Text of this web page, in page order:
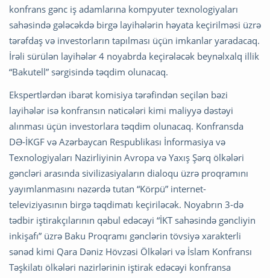
konfrans gənc iş adamlarına kompyuter texnologiyaları
sahəsində gələcəkdə birgə layihələrin həyata keçirilməsi üzrə
tərəfdaş və investorların tapılması üçün imkanlar yaradacaq.
İrəli sürülən layihələr 4 noyabrda keçirələcək beynəlxalq illik
“Bakutell” sərgisində təqdim olunacaq.
Ekspertlərdən ibarət komisiya tərəfindən seçilən bəzi
layihələr isə konfransın nəticələri kimi maliyyə dəstəyi
alınması üçün investorlara təqdim olunacaq. Konfransda
DƏ-İKGF və Azərbaycan Respublikası İnformasiya və
Texnologiyaları Nazirliyinin Avropa və Yaxış Şərq ölkələri
gəncləri arasında sivilizasiyaların dialoqu üzrə proqramını
yayımlanmasını nəzərdə tutan “Körpü” internet-
televiziyasının birgə təqdimatı keçiriləcək. Noyabrın 3-də
tədbir iştirakçılarının qəbul edəcəyi “İKT sahəsində gəncliyin
inkişafı” üzrə Baku Proqramı gənclərin tövsiyə xarakterli
sənəd kimi Qara Dəniz Hövzəsi Ölkələri və İslam Konfransı
Təşkilatı ölkələri nazirlərinin iştirak edəcəyi konfransa